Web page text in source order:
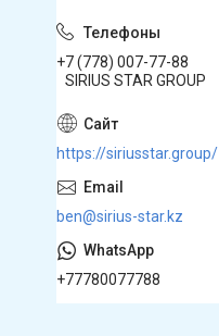
+7 (778) 007-77-88
SIRIUS STAR GROUP
https://siriusstar.group/
ben@sirius-star.kz
+77780077788